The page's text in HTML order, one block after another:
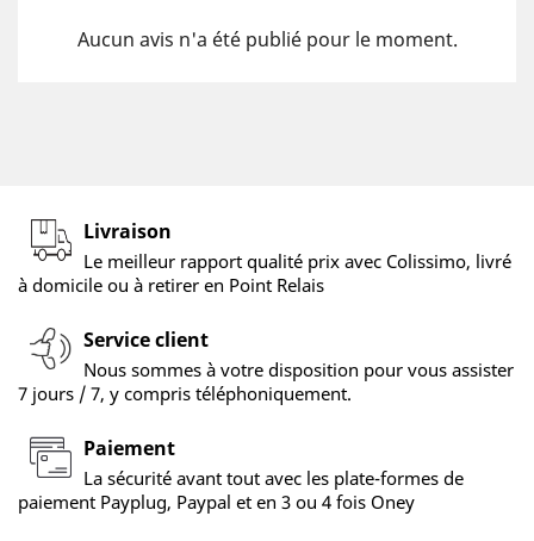
Aucun avis n'a été publié pour le moment.
Livraison
Le meilleur rapport qualité prix avec Colissimo, livré
à domicile ou à retirer en Point Relais
Service client
Nous sommes à votre disposition pour vous assister
7 jours / 7, y compris téléphoniquement.
Paiement
La sécurité avant tout avec les plate-formes de
paiement Payplug, Paypal et en 3 ou 4 fois Oney